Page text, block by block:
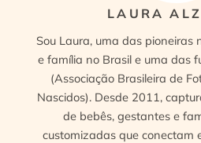
LAURA
Sou Laura, uma das
e família no Brasil e uma das
(Associação Brasileira de
Nascidos). Desde 2011,
de bebês, gestantes e
customizadas que conectam